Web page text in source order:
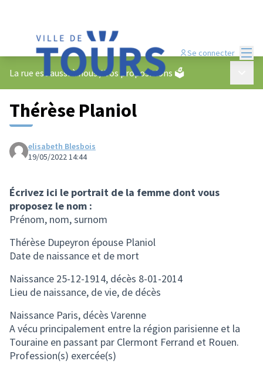
Se connecter
La rue est aussi à nous/Vos propositions 🗳️
Thérèse Planiol
elisabeth Blesbois
19/05/2022 14:44
Écrivez ici le portrait de la femme dont vous
proposez le nom :
Prénom, nom, surnom
Thérèse Dupeyron épouse Planiol
Date de naissance et de mort
Naissance 25-12-1914, décès 8-01-2014
Lieu de naissance, de vie, de décès
Naissance Paris, décès Varenne
A vécu principalement entre la région parisienne et la
Touraine en passant par Clermont Ferrand et Rouen.
Profession(s) exercée(s)